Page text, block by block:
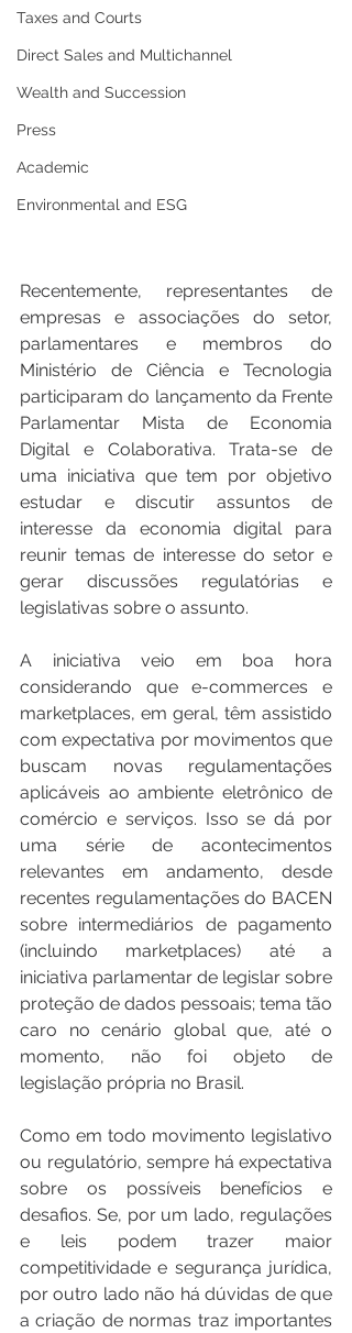
Taxes and Courts
Direct Sales and Multichannel
Wealth and Succession
Press
Academic
Environmental and ESG
Recentemente, representantes de
empresas e associações do setor,
parlamentares e membros do
Ministério de Ciência e Tecnologia
participaram do lançamento da Frente
Parlamentar Mista de Economia
Digital e Colaborativa. Trata-se de
uma iniciativa que tem por objetivo
estudar e discutir assuntos de
interesse da economia digital para
reunir temas de interesse do setor e
gerar discussões regulatórias e
legislativas sobre o assunto.
A iniciativa veio em boa hora
considerando que e-commerces e
marketplaces, em geral, têm assistido
com expectativa por movimentos que
buscam novas regulamentações
aplicáveis ao ambiente eletrônico de
comércio e serviços. Isso se dá por
uma série de acontecimentos
relevantes em andamento, desde
recentes regulamentações do BACEN
sobre intermediários de pagamento
(incluindo marketplaces) até a
iniciativa parlamentar de legislar sobre
proteção de dados pessoais; tema tão
caro no cenário global que, até o
momento, não foi objeto de
legislação própria no Brasil.
Como em todo movimento legislativo
ou regulatório, sempre há expectativa
sobre os possíveis benefícios e
desafios. Se, por um lado, regulações
e leis podem trazer maior
competitividade e segurança jurídica,
por outro lado não há dúvidas de que
a criação de normas traz importantes